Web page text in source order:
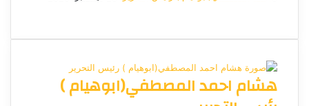
ل
ر
د
س
و
ك
س
ج
س
ج
ر
ت
ا
ب
ل
ر
ا
هشام احمد المصطفي(ابوهيام )